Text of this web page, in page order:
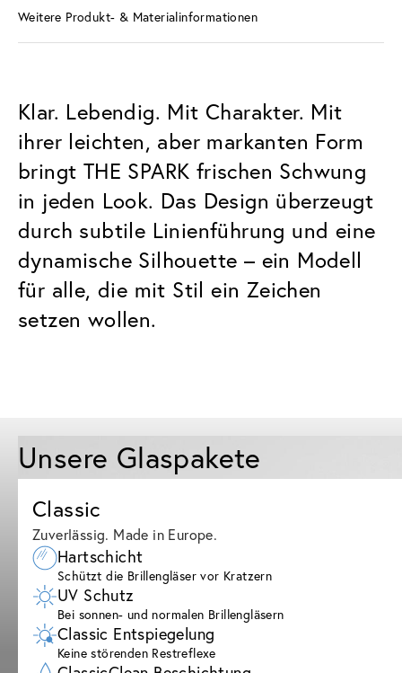
Weitere Produkt- & Materialinformationen
Klar. Lebendig. Mit Charakter. Mit
ihrer leichten, aber markanten Form
bringt THE SPARK frischen Schwung
in jeden Look. Das Design überzeugt
durch subtile Linienführung und eine
dynamische Silhouette – ein Modell
für alle, die mit Stil ein Zeichen
setzen wollen.
Unsere Glaspakete
Classic
Zuverlässig. Made in Europe.
Hartschicht
Schützt die Brillengläser vor Kratzern
UV Schutz
Bei sonnen- und normalen Brillengläsern
Classic Entspiegelung
Keine störenden Restreflexe